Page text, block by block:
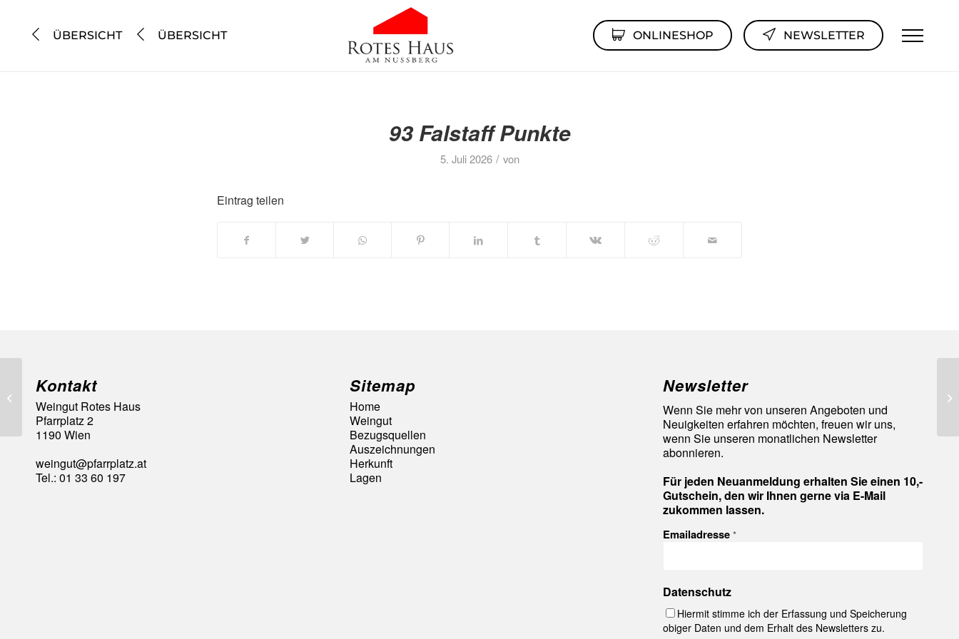
ÜBERSICHT ÜBERSICHT ONLINESHOP NEWSLETTER
93 Falstaff Punkte
5. Juli 2026 / von
Eintrag teilen
Kontakt
Weingut Rotes Haus
Pfarrplatz 2
1190 Wien
weingut@pfarrplatz.at
Tel.: 01 33 60 197
Sitemap
Home
Weingut
Bezugsquellen
Auszeichnungen
Herkunft
Lagen
Newsletter
Wenn Sie mehr von unseren Angeboten und
Neuigkeiten erfahren möchten, freuen wir uns,
wenn Sie unseren monatlichen Newsletter
abonnieren.
Für jeden Neuanmeldung erhalten Sie einen 10,-
Gutschein, den wir Ihnen gerne via E-Mail
zukommen lassen.
Emailadresse*
Datenschutz
Hiermit stimme ich der Erfassung und Speicherung
obiger Daten und dem Erhalt des Newsletters zu.